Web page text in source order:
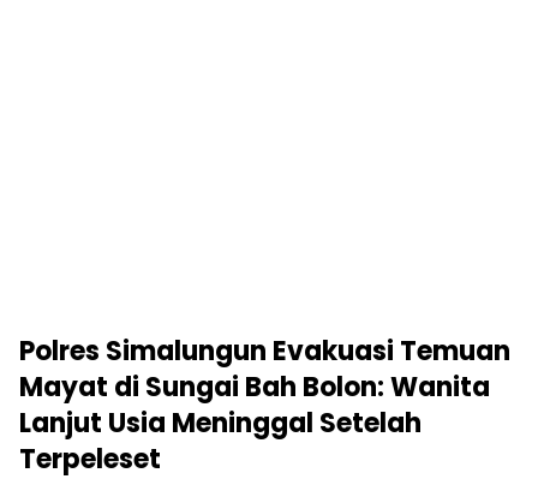
Polres Simalungun Evakuasi Temuan
Mayat di Sungai Bah Bolon: Wanita
Lanjut Usia Meninggal Setelah
Terpeleset